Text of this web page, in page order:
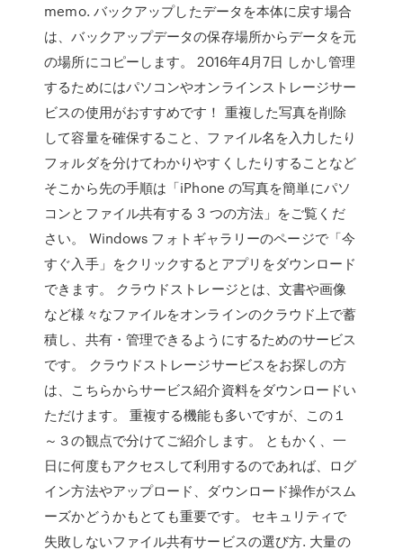
memo. バックアップしたデータを本体に戻す場合
は、バックアップデータの保存場所からデータを元
の場所にコピーします。 2016年4月7日 しかし管理
するためにはパソコンやオンラインストレージサー
ビスの使用がおすすめです！ 重複した写真を削除
して容量を確保すること、ファイル名を入力したり
フォルダを分けてわかりやすくしたりすることなど
そこから先の手順は「iPhone の写真を簡単にパソ
コンとファイル共有する 3 つの方法」をご覧くだ
さい。 Windows フォトギャラリーのページで「今
すぐ入手」をクリックするとアプリをダウンロード
できます。 クラウドストレージとは、文書や画像
など様々なファイルをオンラインのクラウド上で蓄
積し、共有・管理できるようにするためのサービス
です。 クラウドストレージサービスをお探しの方
は、こちらからサービス紹介資料をダウンロードい
ただけます。 重複する機能も多いですが、この１
～３の観点で分けてご紹介します。 ともかく、一
日に何度もアクセスして利用するのであれば、ログ
イン方法やアップロード、ダウンロード操作がスム
ーズかどうかもとても重要です。 セキュリティで
失敗しないファイル共有サービスの選び方. 大量の